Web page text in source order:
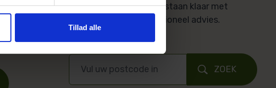
Tillad alle
lokale Poda partner. Ze staan klaar met
antwoorden en professioneel advies.
ZOEK